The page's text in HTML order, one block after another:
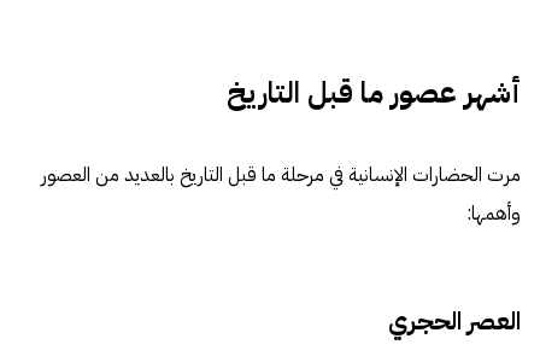
أشهر عصور ما قبل التاريخ
مرت الحضارات الإنسانية في مرحلة ما قبل التاريخ بالعديد من العصور
وأهمها:
العصر الحجري